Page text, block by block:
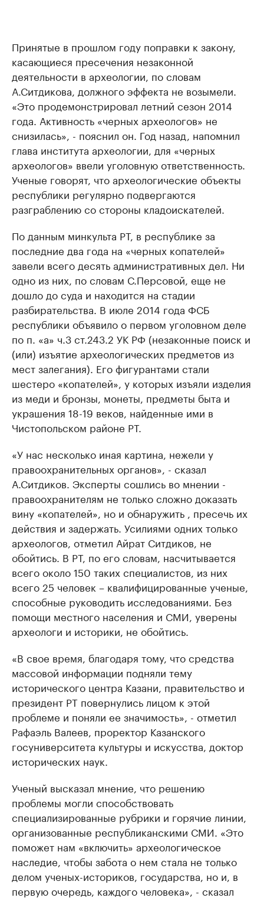
Принятые в прошлом году поправки к закону,
касающиеся пресечения незаконной
деятельности в археологии, по словам
А.Ситдикова, должного эффекта не возымели.
«Это продемонстрировал летний сезон 2014
года. Активность «черных археологов» не
снизилась», - пояснил он. Год назад, напомнил
глава института археологии, для «черных
археологов» ввели уголовную ответственность.
Ученые говорят, что археологические объекты
республики регулярно подвергаются
разграблению со стороны кладоискателей.
По данным минкульта РТ, в республике за
последние два года на «черных копателей»
завели всего десять административных дел. Ни
одно из них, по словам С.Персовой, еще не
дошло до суда и находится на стадии
разбирательства. В июле 2014 года ФСБ
республики объявило о первом уголовном деле
по п. «а» ч.3 ст.243.2 УК РФ (незаконные поиск и
(или) изъятие археологических предметов из
мест залегания). Его фигурантами стали
шестеро «копателей», у которых изъяли изделия
из меди и бронзы, монеты, предметы быта и
украшения 18-19 веков, найденные ими в
Чистопольском районе РТ.
«У нас несколько иная картина, нежели у
правоохранительных органов», - сказал
А.Ситдиков. Эксперты сошлись во мнении -
правоохранителям не только сложно доказать
вину «копателей», но и обнаружить , пресечь их
действия и задержать. Усилиями одних только
археологов, отметил Айрат Ситдиков, не
обойтись. В РТ, по его словам, насчитывается
всего около 150 таких специалистов, из них
всего 25 человек – квалифицированные ученые,
способные руководить исследованиями. Без
помощи местного населения и СМИ, уверены
археологи и историки, не обойтись.
«В свое время, благодаря тому, что средства
массовой информации подняли тему
исторического центра Казани, правительство и
президент РТ повернулись лицом к этой
проблеме и поняли ее значимость», - отметил
Рафаэль Валеев, проректор Казанского
госуниверситета культуры и искусства, доктор
исторических наук.
Ученый высказал мнение, что решению
проблемы могли способствовать
специализированные рубрики и горячие линии,
организованные республиканскими СМИ. «Это
поможет нам «включить» археологическое
наследие, чтобы забота о нем стала не только
делом ученых-историков, государства, но и, в
первую очередь, каждого человека», - сказал